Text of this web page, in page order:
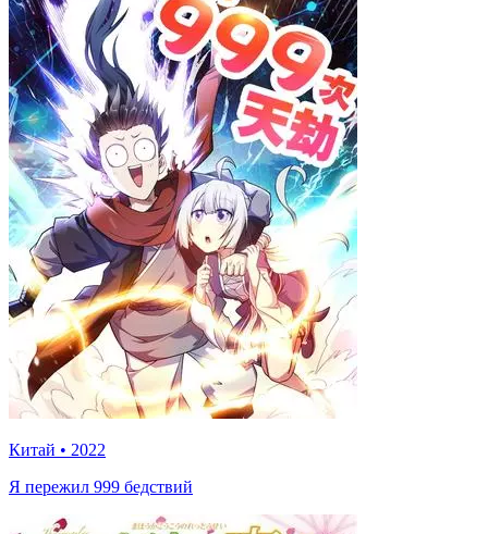
Китай • 2022
Я пережил 999 бедствий